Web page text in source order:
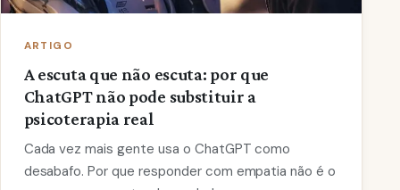
ARTIGO
A escuta que não escuta: por que
ChatGPT não pode substituir a
psicoterapia real
Cada vez mais gente usa o ChatGPT como
desabafo. Por que responder com empatia não é o